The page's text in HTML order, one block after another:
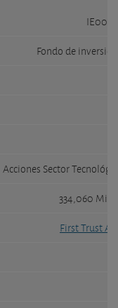
Fondo de
Acciones Sector
334,060
First Trust